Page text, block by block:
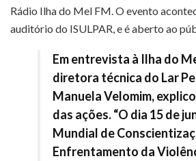
Rádio Ilha do Mel FM. O evento
auditório do ISULPAR, e é aberto ao
Em entrevista à Ilha do
diretora técnica do Lar
Manuela Velomim,
das ações. “O dia 15 de
Mundial de
Enfrentamento da